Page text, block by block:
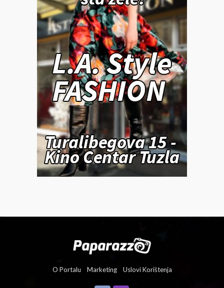
O Portalu Marketing Uslovi Korištenja